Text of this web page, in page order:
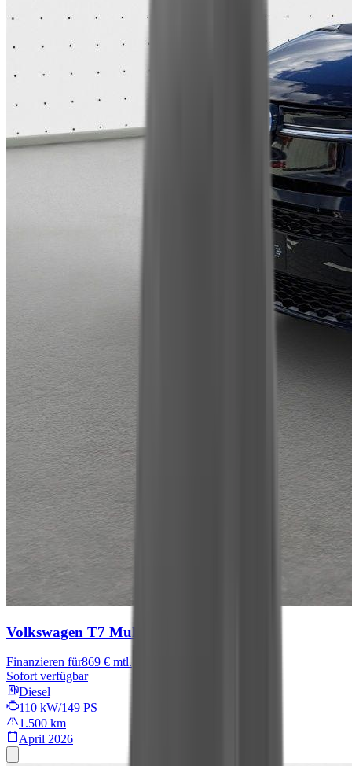
Volkswagen T7 Multivan
Finanzieren für869 € mtl.
Sofort verfügbar
Diesel
110 kW/149 PS
1.500 km
April 2026